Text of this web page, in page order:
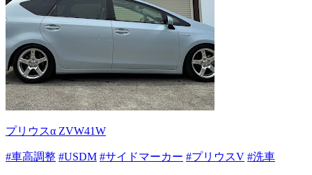
プリウスα ZVW41W
#車高調整 #USDM #サイドマーカー #プリウスV #洗車